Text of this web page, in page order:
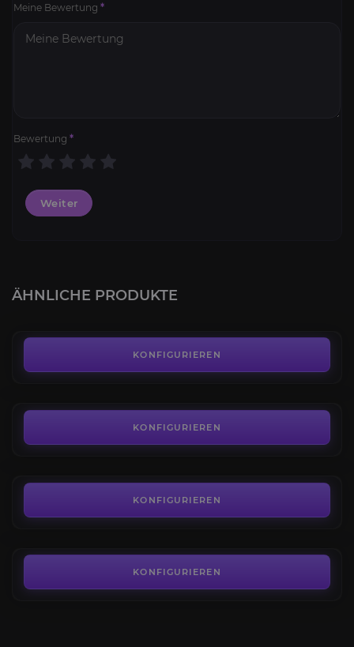
Meine Bewertung *
Bewertung *
Weiter
ÄHNLICHE PRODUKTE
KONFIGURIEREN
Ruhm des ewigen Schlachtzüglers
KONFIGURIEREN
KONFIGURIEREN
KONFIGURIEREN